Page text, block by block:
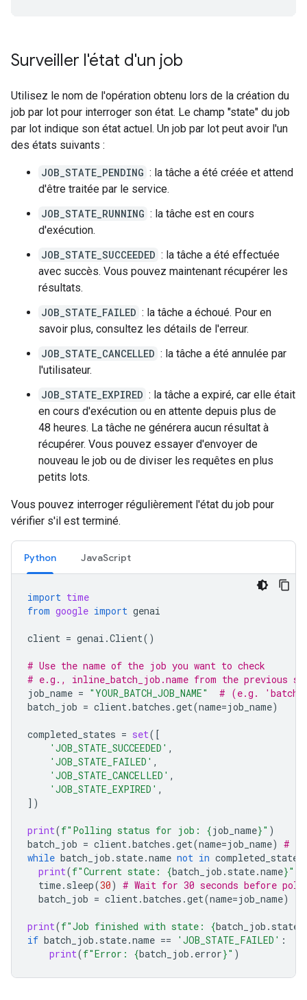
Surveiller l'état d'un job
Utilisez le nom de l'opération obtenu lors de la création du
job par lot pour interroger son état. Le champ "state" du job
par lot indique son état actuel. Un job par lot peut avoir l'un
des états suivants :
JOB_STATE_PENDING : la tâche a été créée et attend
d'être traitée par le service.
JOB_STATE_RUNNING : la tâche est en cours
d'exécution.
JOB_STATE_SUCCEEDED : la tâche a été effectuée
avec succès. Vous pouvez maintenant récupérer les
résultats.
JOB_STATE_FAILED : la tâche a échoué. Pour en
savoir plus, consultez les détails de l'erreur.
JOB_STATE_CANCELLED : la tâche a été annulée par
l'utilisateur.
JOB_STATE_EXPIRED : la tâche a expiré, car elle était
en cours d'exécution ou en attente depuis plus de
48 heures. La tâche ne générera aucun résultat à
récupérer. Vous pouvez essayer d'envoyer de
nouveau le job ou de diviser les requêtes en plus
petits lots.
Vous pouvez interroger régulièrement l'état du job pour
vérifier s'il est terminé.
Python JavaScript
import time
from google import genai
client = genai .Client()
# Use the name of the job you want to check
# e.g., inline_batch_job.name from the previous
job_name = "YOUR_BATCH_JOB_NAME"
# (e.g.
batch_job = client.batches .get(name=job_name)
completed_states = set([
'JOB_STATE_SUCCEEDED' ,
'JOB_STATE_FAILED' ,
'JOB_STATE_CANCELLED' ,
'JOB_STATE_EXPIRED' ,
])
print(f"Polling status for job: {job_name}" )
batch_job = client.batches .get(name=job_name) #
while batch_job . state.name not in completed_states
print(f"Current state: {batch_job . state.name}"
time. sleep(30) # Wait for 30 seconds before
batch_job = client.batches .get(name=job_name)
print(f"Job finished with state: {batch_job . state
if batch_job . state.name == 'JOB_STATE_FAILED' :
print(f"Error: {batch_job . error}" )